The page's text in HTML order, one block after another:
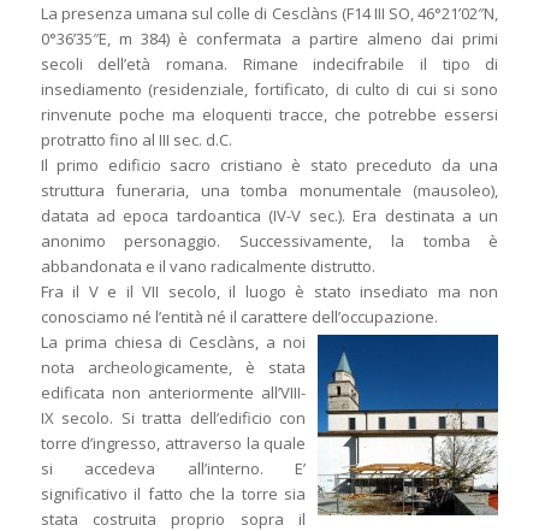
La presenza umana sul colle di Cesclàns (F14 III SO, 46°21’02″N,
0°36’35″E, m 384) è confermata a partire almeno dai primi
secoli dell’età romana. Rimane indecifrabile il tipo di
insediamento (residenziale, fortificato, di culto di cui si sono
rinvenute poche ma eloquenti tracce, che potrebbe essersi
protratto fino al III sec. d.C.
Il primo edificio sacro cristiano è stato preceduto da una
struttura funeraria, una tomba monumentale (mausoleo),
datata ad epoca tardoantica (IV-V sec.). Era destinata a un
anonimo personaggio. Successivamente, la tomba è
abbandonata e il vano radicalmente distrutto.
Fra il V e il VII secolo, il luogo è stato insediato ma non
conosciamo né l’entità né il carattere dell’occupazione.
La prima chiesa di Cesclàns, a noi
nota archeologicamente, è stata
edificata non anteriormente all’VIII-
IX secolo. Si tratta dell’edificio con
torre d’ingresso, attraverso la quale
si accedeva all’interno. E’
significativo il fatto che la torre sia
stata costruita proprio sopra il